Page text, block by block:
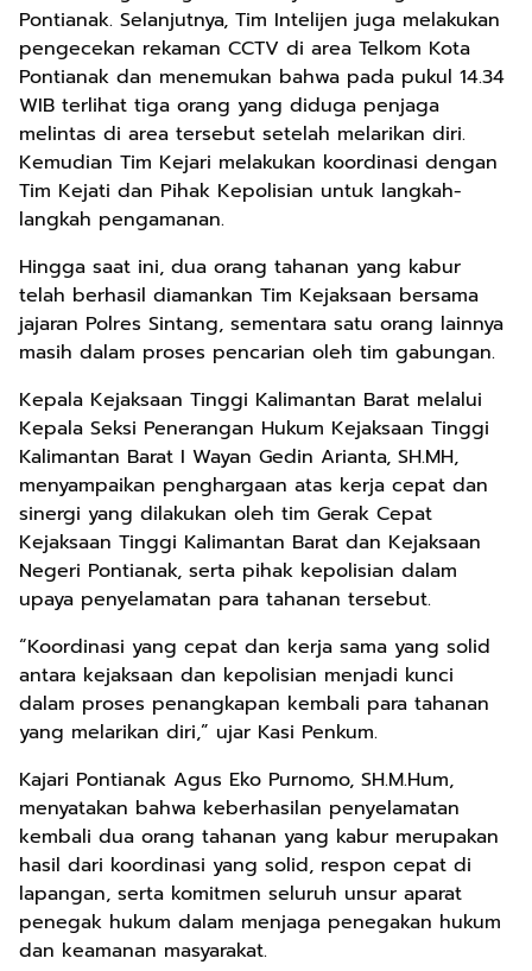
Pontianak. Selanjutnya, Tim Intelijen juga melakukan
pengecekan rekaman CCTV di area Telkom Kota
Pontianak dan menemukan bahwa pada pukul 14.34
WIB terlihat tiga orang yang diduga penjaga
melintas di area tersebut setelah melarikan diri.
Kemudian Tim Kejari melakukan koordinasi dengan
Tim Kejati dan Pihak Kepolisian untuk langkah-
langkah pengamanan.
Hingga saat ini, dua orang tahanan yang kabur
telah berhasil diamankan Tim Kejaksaan bersama
jajaran Polres Sintang, sementara satu orang lainnya
masih dalam proses pencarian oleh tim gabungan.
Kepala Kejaksaan Tinggi Kalimantan Barat melalui
Kepala Seksi Penerangan Hukum Kejaksaan Tinggi
Kalimantan Barat I Wayan Gedin Arianta, SH.MH,
menyampaikan penghargaan atas kerja cepat dan
sinergi yang dilakukan oleh tim Gerak Cepat
Kejaksaan Tinggi Kalimantan Barat dan Kejaksaan
Negeri Pontianak, serta pihak kepolisian dalam
upaya penyelamatan para tahanan tersebut.
“Koordinasi yang cepat dan kerja sama yang solid
antara kejaksaan dan kepolisian menjadi kunci
dalam proses penangkapan kembali para tahanan
yang melarikan diri,” ujar Kasi Penkum.
Kajari Pontianak Agus Eko Purnomo, SH.M.Hum,
menyatakan bahwa keberhasilan penyelamatan
kembali dua orang tahanan yang kabur merupakan
hasil dari koordinasi yang solid, respon cepat di
lapangan, serta komitmen seluruh unsur aparat
penegak hukum dalam menjaga penegakan hukum
dan keamanan masyarakat.